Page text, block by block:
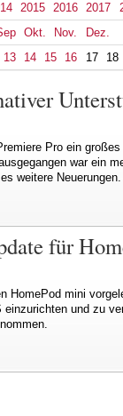
2015 2016 2017
Okt. Nov.
Dez.
13 14 15 16 17 18
Pro ein
war ein
weitere Neuerungen.
für
HomePod mini
und zu